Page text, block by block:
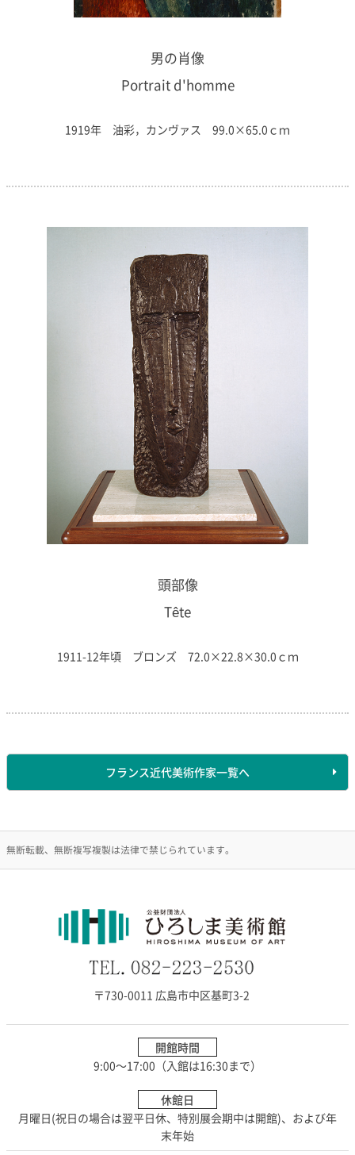
男の肖像
Portrait d'homme
1919年 油彩，カンヴァス 99.0×65.0ｃｍ
頭部像
Tête
1911-12年頃 ブロンズ 72.0×22.8×30.0ｃｍ
フランス近代美術作家一覧へ
無断転載、無断複写複製は法律で禁じられています。
〒730-0011 広島市中区基町3-2
開館時間
9:00～17:00（入館は16:30まで）
休館日
月曜日(祝日の場合は翌平日休、特別展会期中は開館)、および年
末年始